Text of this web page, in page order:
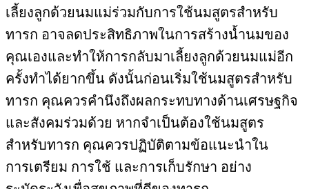
เลี้ยงลูกด้วยนมแม่ร่วมกับการใช้นมสูตรสำหรับ
ทารก อาจลดประสิทธิภาพในการสร้างน้ำนมของ
คุณเองและทำให้การกลับมาเลี้ยงลูกด้วยนมแม่อีก
ครั้งทำได้ยากขึ้น ดังนั้นก่อนเริ่มใช้นมสูตรสำหรับ
ทารก คุณควรคำนึงถึงผลกระทบทางด้านเศรษฐกิจ
และสังคมร่วมด้วย หากจำเป็นต้องใช้นมสูตร
สำหรับทารก คุณควรปฏิบัติตามข้อแนะนำใน
การเตรียม การใช้ และการเก็บรักษา อย่าง